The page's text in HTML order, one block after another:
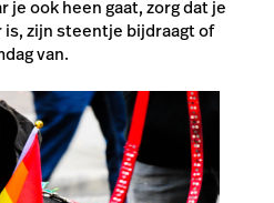
je ook heen gaat, zorg dat je
zijn steentje bijdraagt of
van.